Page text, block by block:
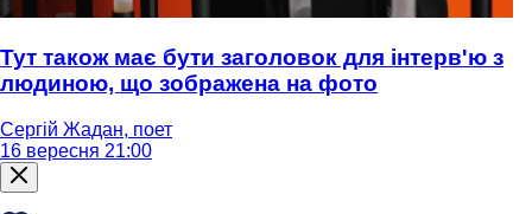
Тут також має бути заголовок для інтерв'ю з
людиною, що зображена на фото
Сергій Жадан, поет
16 вересня 21:00